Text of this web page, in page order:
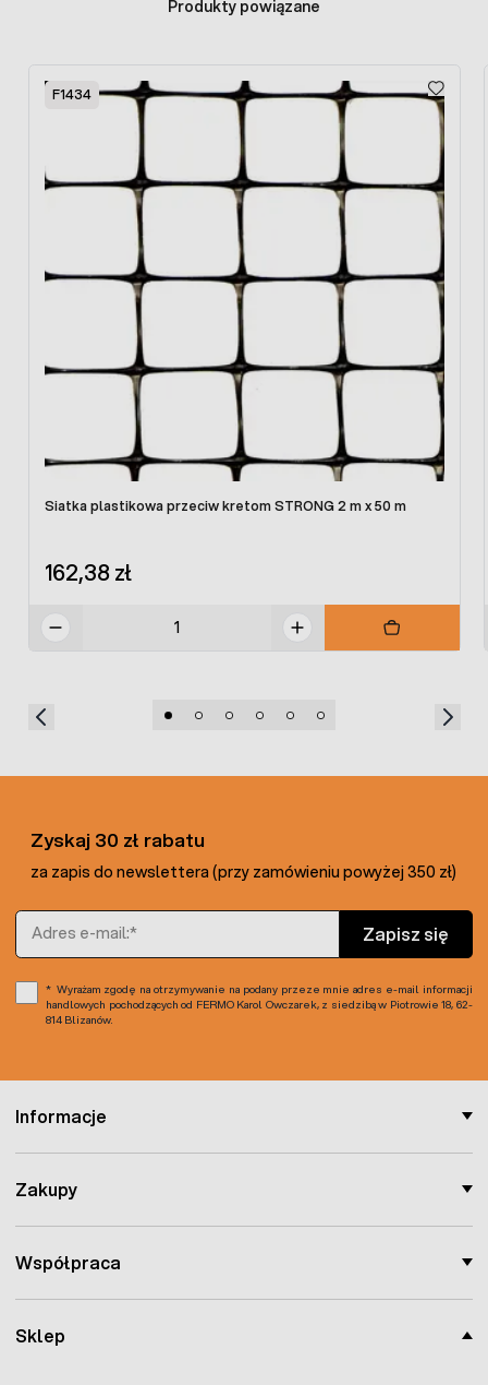
Produkty powiązane
F1434
Siatka plastikowa przeciw kretom STRONG 2 m x 50 m
162,38 zł
Sklep
Informacje
Zakupy
Współpraca
Zyskaj 30 zł rabatu
za zapis do newslettera (przy zamówieniu powyżej 350 zł)
Adres e-mail
Zapisz się
Wyrażam zgodę na otrzymywanie na podany przeze mnie adres e-mail informacji
handlowych pochodzących od FERMO Karol Owczarek, z siedzibą w Piotrowie 18, 62-
814 Blizanów.